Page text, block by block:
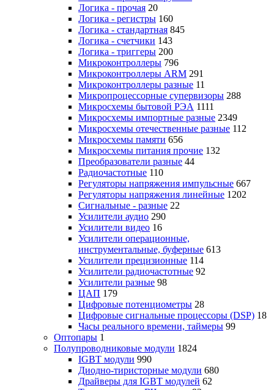
Логика - прочая 20
Логика - регистры 160
Логика - стандартная 845
Логика - счетчики 143
Логика - триггеры 200
Микроконтроллеры 796
Микроконтроллеры ARM 291
Микроконтроллеры разные 11
Микропроцессорные супервизоры 288
Микросхемы бытовой РЭА 1111
Микросхемы импортные разные 2349
Микросхемы отечественные разные 112
Микросхемы памяти 656
Микросхемы питания прочие 132
Преобразователи разные 44
Радиочастотные 110
Регуляторы напряжения импульсные 667
Регуляторы напряжения линейные 1202
Сигнальные - разные 22
Усилители аудио 290
Усилители видео 16
Усилители операционные,
инструментальные, буферные 613
Усилители прецизионные 114
Усилители радиочастотные 92
Усилители разные 98
ЦАП 179
Цифровые потенциометры 28
Цифровые сигнальные процессоры (DSP) 18
Часы реального времени, таймеры 99
Оптопары 1
Полупроводниковые модули 1824
IGBT модули 990
Диодно-тиристорные модули 680
Драйверы для IGBT модулей 62